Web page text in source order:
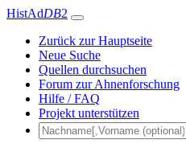
HistAdDB2
Zurück zur Hauptseite
Neue Suche
Quellen durchsuchen
Forum zur Ahnenforschung
Hilfe / FAQ
Projekt unterstützen